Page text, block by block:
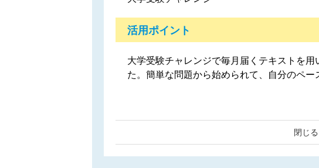
活用ポイント
大学受験チャレンジで毎月届くテキストを
た。簡単な問題から始められて、自分のペー
閉じる